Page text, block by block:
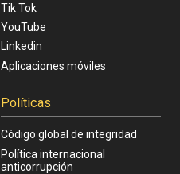
Tik Tok
YouTube
Linkedin
Aplicaciones móviles
Políticas
Código global de integridad
Política internacional
anticorrupción